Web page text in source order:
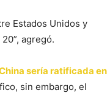
Estados Unidos y
agregó.
sería ratificada en
sin embargo, el